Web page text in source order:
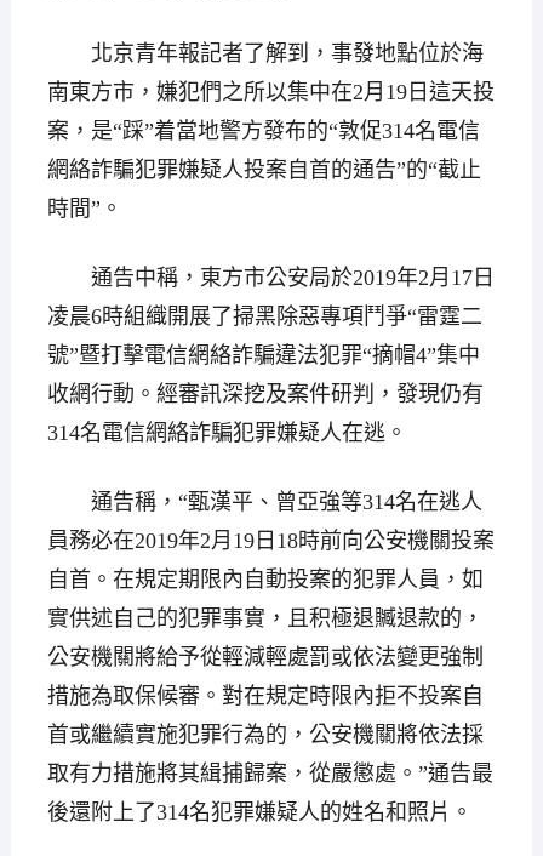
北京青年報記者了解到，事發地點位於海
南東方市，嫌犯們之所以集中在2月19日這天投
案，是“踩”着當地警方發布的“敦促314名電信
網絡詐騙犯罪嫌疑人投案自首的通告”的“截止
時間”。
通告中稱，東方市公安局於2019年2月17日
凌晨6時組織開展了掃黑除惡專項鬥爭“雷霆二
號”暨打擊電信網絡詐騙違法犯罪“摘帽4”集中
收網行動。經審訊深挖及案件研判，發現仍有
314名電信網絡詐騙犯罪嫌疑人在逃。
通告稱，“甄漢平、曾亞強等314名在逃人
員務必在2019年2月19日18時前向公安機關投案
自首。在規定期限內自動投案的犯罪人員，如
實供述自己的犯罪事實，且积極退贓退款的，
公安機關將給予從輕減輕處罰或依法變更強制
措施為取保候審。對在規定時限內拒不投案自
首或繼續實施犯罪行為的，公安機關將依法採
取有力措施將其緝捕歸案，從嚴懲處。”通告最
後還附上了314名犯罪嫌疑人的姓名和照片。